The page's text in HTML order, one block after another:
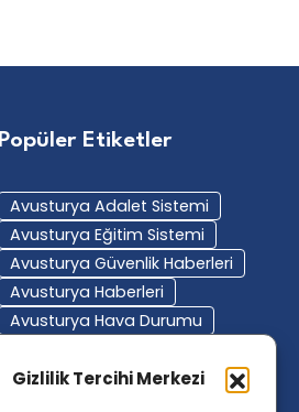
Gizlilik Tercihi Merkezi
Popüler Etiketler
Avusturya Adalet Sistemi
Avusturya Eğitim Sistemi
Avusturya Güvenlik Haberleri
Avusturya Haberleri
Avusturya Hava Durumu
Avusturya Polisi